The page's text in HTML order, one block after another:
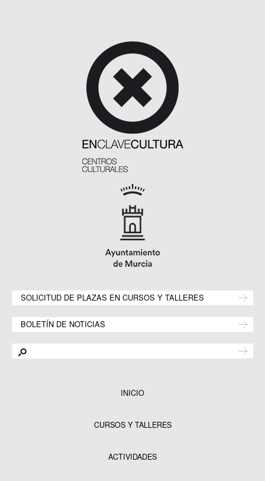
SOLICITUD DE PLAZAS EN CURSOS Y TALLERES
BOLETÍN DE NOTICIAS
INICIO
CURSOS Y TALLERES
ACTIVIDADES